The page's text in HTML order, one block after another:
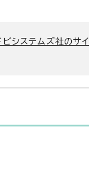
ビシステムズ社のサイ